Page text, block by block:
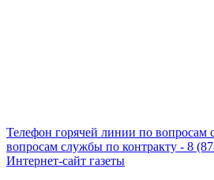
Телефон горячей линии по вопросам
вопросам службы по контракту - 8
Интернет-сайт газеты